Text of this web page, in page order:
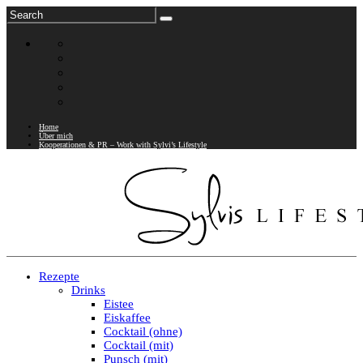
Home
Über mich
Kooperationen & PR – Work with Sylvi’s Lifestyle
Rezepte
Drinks
Eistee
Eiskaffee
Cocktail (ohne)
Cocktail (mit)
Punsch (mit)